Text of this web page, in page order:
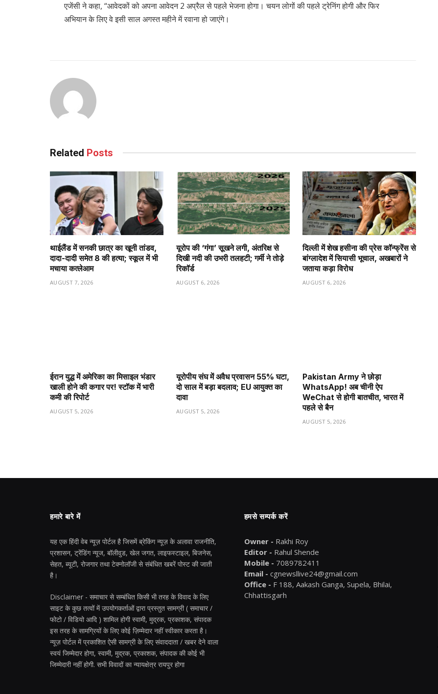
एजेंसी ने कहा, “आवेदकों को अपना आवेदन 2 अप्रैल से पहले भेजना होगा। चयन लोगों की पहले ट्रेनिंग होगी और फिर
अभियान के लिए वे इसी साल अगस्त महीने में रवाना हो जाएंगे।
Related Posts
थाईलैंड में सनकी छात्र का खूनी तांडव,
दादा-दादी समेत 8 की हत्या; स्कूल में भी
मचाया कत्लेआम
AUGUST 7, 2026
यूरोप की ‘गंगा’ सूखने लगी, अंतरिक्ष से
दिखी नदी की उभरी तलहटी; गर्मी ने तोड़े
रिकॉर्ड
AUGUST 6, 2026
दिल्ली में शेख हसीना की प्रेस कॉन्फ्रेंस से
बांग्लादेश में सियासी भूचाल, अखबारों ने
जताया कड़ा विरोध
AUGUST 6, 2026
ईरान युद्ध में अमेरिका का मिसाइल भंडार
खाली होने की कगार पर! स्टॉक में भारी
कमी की रिपोर्ट
AUGUST 5, 2026
यूरोपीय संघ में अवैध प्रवासन 55% घटा,
दो साल में बड़ा बदलाव; EU आयुक्त का
दावा
AUGUST 5, 2026
Pakistan Army ने छोड़ा
WhatsApp! अब चीनी ऐप
WeChat से होगी बातचीत, भारत में
पहले से बैन
AUGUST 5, 2026
हमारे बारे में
यह एक हिंदी वेब न्यूज़ पोर्टल है जिसमें ब्रेकिंग न्यूज़ के अलावा राजनीति,
प्रशासन, ट्रेंडिंग न्यूज, बॉलीवुड, खेल जगत, लाइफस्टाइल, बिजनेस,
सेहत, ब्यूटी, रोजगार तथा टेक्नोलॉजी से संबंधित खबरें पोस्ट की जाती
है।
Disclaimer - समाचार से सम्बंधित किसी भी तरह के विवाद के लिए
साइट के कुछ तत्वों में उपयोगकर्ताओं द्वारा प्रस्तुत सामग्री ( समाचार /
फोटो / विडियो आदि ) शामिल होगी स्वामी, मुद्रक, प्रकाशक, संपादक
इस तरह के सामग्रियों के लिए कोई ज़िम्मेदार नहीं स्वीकार करता है।
न्यूज़ पोर्टल में प्रकाशित ऐसी सामग्री के लिए संवाददाता / खबर देने वाला
स्वयं जिम्मेदार होगा, स्वामी, मुद्रक, प्रकाशक, संपादक की कोई भी
जिम्मेदारी नहीं होगी. सभी विवादों का न्यायक्षेत्र रायपुर होगा
हमसे सम्पर्क करें
Owner - Rakhi Roy
Editor - Rahul Shende
Mobile - 7089782411
Email - cgnewsllive24@gmail.com
Office - F 188, Aakash Ganga, Supela, Bhilai,
Chhattisgarh